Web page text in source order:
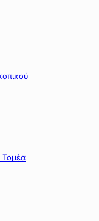
Τομέα